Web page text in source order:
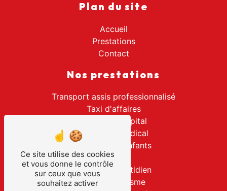
Plan du site
Accueil
Prestations
Contact
Nos prestations
Transport assis professionnalisé
Taxi d'affaires
Transport hôpital
Transport médical
Transport d'enfants
Taxi
Transport quotidien
Taxi de tourisme
Ce site utilise des cookies
et vous donne le contrôle
sur ceux que vous
souhaitez activer